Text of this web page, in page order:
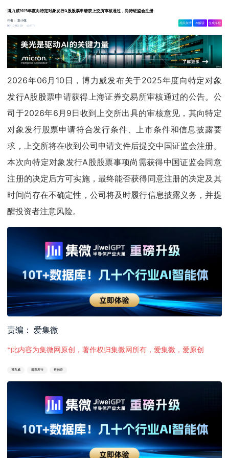
博力威2025年度向特定对象发行A股股票申请获上交所审核通过，尚待证监会注册
作者：集小微
06-10 00:10
4779
相关舆情 AI解读 生成海报
2026年06月10日，博力威发布关于2025年度向特定对象
发行A股股票申请获得上海证券交易所审核通过的公告。公
司于2026年6月9日收到上交所出具的审核意见，其向特定
对象发行股票申请符合发行条件、上市条件和信息披露要
求，上交所将在收到公司申请文件后提交中国证监会注册。
本次向特定对象发行A股股票事项尚需获得中国证监会同意
注册的决定后方可实施，最终能否获得同意注册的决定及其
时间尚存在不确定性，公司将及时履行信息披露义务，并提
醒投资者注意风险。
责编： 爱集微
*此内容为集微网原创，著作权归集微网所有，爱集微，爱原创
博力威 股票发行 再融资